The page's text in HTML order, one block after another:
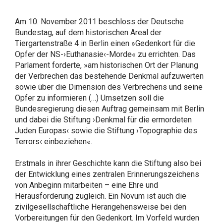
Am 10. November 2011 beschloss der Deutsche
Bundestag, auf dem historischen Areal der
Tiergartenstraße 4 in Berlin einen »Gedenkort für die
Opfer der NS-›Euthanasie‹-Morde« zu errichten. Das
Parlament forderte, »am historischen Ort der Planung
der Verbrechen das bestehende Denkmal aufzuwerten
sowie über die Dimension des Verbrechens und seine
Opfer zu informieren (…) Umsetzen soll die
Bundesregierung diesen Auftrag gemeinsam mit Berlin
und dabei die Stiftung ›Denkmal für die ermordeten
Juden Europas‹ sowie die Stiftung ›Topographie des
Terrors‹ einbeziehen«.
Erstmals in ihrer Geschichte kann die Stiftung also bei
der Entwicklung eines zentralen Erinnerungszeichens
von Anbeginn mitarbeiten – eine Ehre und
Herausforderung zugleich. Ein Novum ist auch die
zivilgesellschaftliche Herangehensweise bei den
Vorbereitungen für den Gedenkort. Im Vorfeld wurden